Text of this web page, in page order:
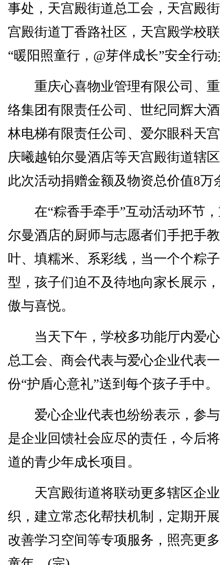
事处，天宫殿街道总工会，天宫殿
宫殿街道丁香路社区，天宫殿学校
“暖阳照童行，@芽伴成长”安全行
重庆心喜物业管理有限公司、重
络集团有限责任公司、世纪同辉大
林电梯有限责任公司、爱尔眼科天
庆曦越铂尔曼酒店等天宫殿街道辖
此次活动捐赠金额及物资总价值8万
在“粽香手牵手”互动活动环节，
尔曼酒店的厨师与志愿者们手把手
叶、填糯米、系彩线，当一个个粽
型，孩子们迫不及待地向家长展示
傲与喜悦。
当天下午，学校多功能厅内爱心
总工会、商会代表与爱心企业代表
份“护盾心意礼”送到每个孩子手中。
爱心企业代表也纷纷表示，参与
是企业回馈社会应尽的责任，今后
道的青少年成长项目。
天宫殿街道将联动更多辖区企业
织，建立常态化帮扶机制，定期开
改善学习空间等专项服务，照亮更